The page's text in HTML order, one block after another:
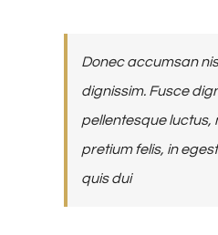
Donec accumsan
dignissim. Fusce
pellentesque luctus,
pretium felis, in
quis dui